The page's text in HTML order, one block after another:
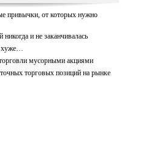
привычки, от которых нужно
и не заканчивалась
мусорными акциями
торговых позиций на рынке